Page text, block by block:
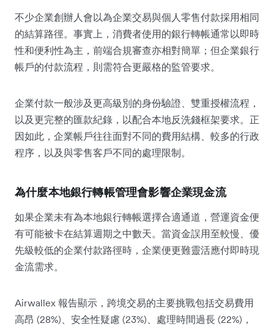
不少企業創辦人會以為企業交易與個人零售付款採用相同
的結算路徑。事實上，消費者使用的銀行轉帳通常以即時
性和便利性為主，前端合規審查亦相對簡單；但企業銀行
帳戶的付款流程，則需符合更嚴格的監管要求。
企業付款一般涉及更高級別的身份驗證、雙重授權流程，
以及更完整的匯款紀錄，以配合本地反洗錢框架要求。正
因如此，企業帳戶往往面對不同的費用結構、較多的行政
程序，以及與零售客戶不同的處理限制。
為什麼本地銀行轉帳管理會影響企業現金流
如果企業未有為本地銀行轉帳選擇合適通道，營運資金便
有可能被卡在結算週期之中數天。當資金誤用至較慢、優
先級較低的企業付款路徑時，企業便更難靈活應付即時現
金流需求。
Airwallex 報告顯示，跨境交易的主要挑戰包括交易費用
高昂 (28%)、安全性疑慮 (23%)、處理時間過長 (22%)，